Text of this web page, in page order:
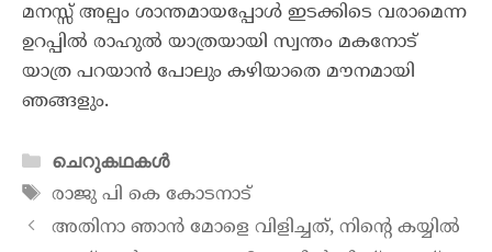
മനസ്സ് അല്പം ശാന്തമായപ്പോൾ ഇടക്കിടെ വരാമെന്ന
ഉറപ്പിൽ രാഹുൽ യാത്രയായി സ്വന്തം മകനോട്
യാത്ര പറയാൻ പോലും കഴിയാതെ മൗനമായി
ഞങ്ങളും.
ചെറുകഥകൾ
രാജു പി കെ കോടനാട്
അതിനാ ഞാൻ മോളെ വിളിച്ചത്, നിൻ്റെ കയ്യിൽ